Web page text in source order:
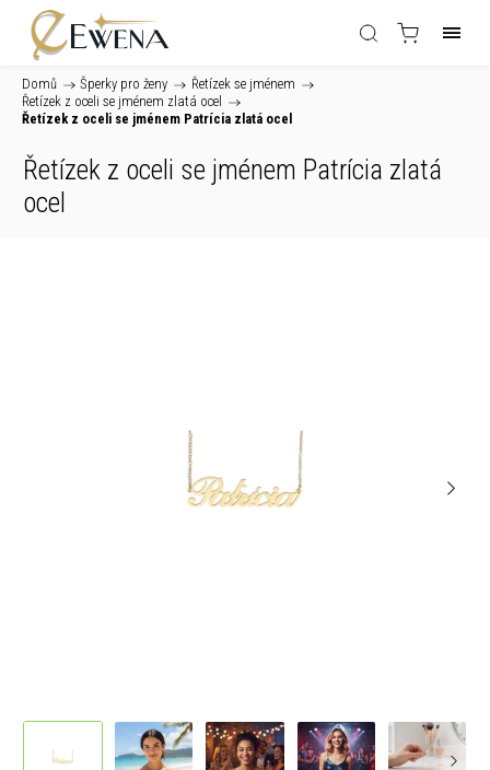
Domů / Šperky pro ženy / Řetízek se jménem /
Řetízek z oceli se jménem zlatá ocel /
Řetízek z oceli se jménem Patrícia zlatá ocel
Řetízek z oceli se jménem Patrícia zlatá
ocel